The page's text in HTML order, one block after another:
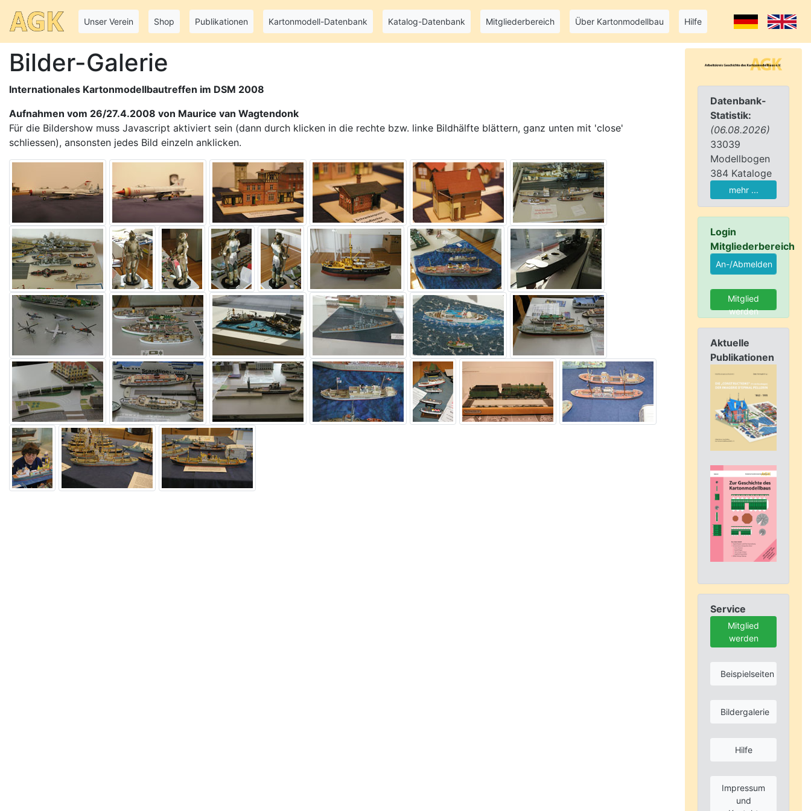
Unser Verein Shop Publikationen Kartonmodell-Datenbank Katalog-Datenbank Mitgliederbereich Über Kartonmodellbau Hilfe
Datenbank-
Statistik:
(06.08.2026)
33039
Modellbogen
384 Kataloge
mehr ...
Login
Mitgliederbereich
Mitglied
werden
Aktuelle
Publikationen
Service
Mitglied
werden
Beispielseiten
Bildergalerie
Hilfe
Impressum
und
Bilder-Galerie
Internationales Kartonmodellbautreffen im DSM 2008
Aufnahmen vom 26/27.4.2008 von Maurice van Wagtendonk
Für die Bildershow muss Javascript aktiviert sein (dann durch klicken in die rechte bzw. linke Bildhälfte blättern, ganz unten mit 'close'
schliessen), ansonsten jedes Bild einzeln anklicken.